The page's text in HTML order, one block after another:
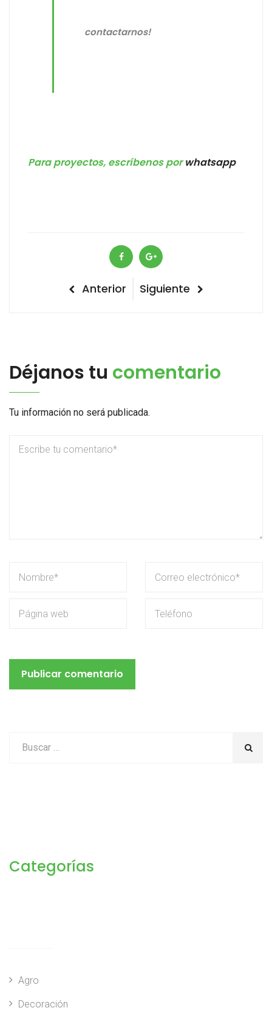
contactarnos!
Para proyectos, escríbenos porwhatsapp
Navegación
Previous
Anterior
Next
Siguiente
Déjanos tu comentario
Tu información no será publicada.
Categorías
Agro
Decoración